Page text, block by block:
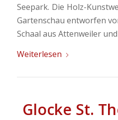
Seepark. Die Holz-
Gartenschau entworfen
Schaal aus Attenweiler
Weiterlesen
Glocke St.